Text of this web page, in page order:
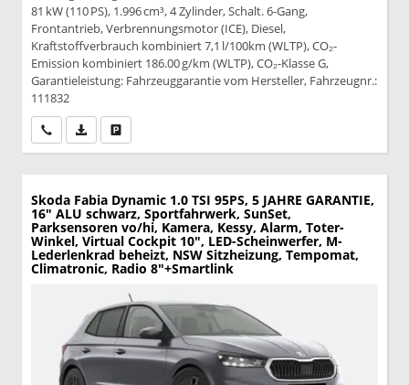
81 kW (110 PS), 1.996 cm³, 4 Zylinder, Schalt. 6-Gang,
Frontantrieb, Verbrennungsmotor (ICE), Diesel,
Kraftstoffverbrauch kombiniert 7,1 l/100km (WLTP), CO₂-
Emission kombiniert 186.00 g/km (WLTP), CO₂-Klasse G,
Garantieleistung: Fahrzeuggarantie vom Hersteller, Fahrzeugnr.:
111832
Wir rufen Sie anPDF-Datei, Fahrzeugexposé drucken
Skoda Fabia Dynamic 1.0 TSI 95PS, 5 JAHRE GARANTIE,
16" ALU schwarz, Sportfahrwerk, SunSet,
Parksensoren vo/hi, Kamera, Kessy, Alarm, Toter-
Winkel, Virtual Cockpit 10", LED-Scheinwerfer, M-
Lederlenkrad beheizt, NSW Sitzheizung, Tempomat,
Climatronic, Radio 8"+Smartlink